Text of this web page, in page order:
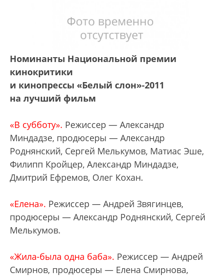
Номинанты Национальной премии
кинокритики
и кинопрессы «Белый слон»-2011
на лучший фильм
«В субботу». Режиссер — Александр
Миндадзе, продюсеры — Александр
Роднянский, Сергей Мелькумов, Матиас Эше,
Филипп Кройцер, Александр Миндадзе,
Дмитрий Ефремов, Олег Кохан.
«Елена». Режиссер — Андрей Звягинцев,
продюсеры — Александр Роднянский, Сергей
Мелькумов.
«Жила-была одна баба». Режиссер — Андрей
Смирнов, продюсеры — Елена Смирнова,